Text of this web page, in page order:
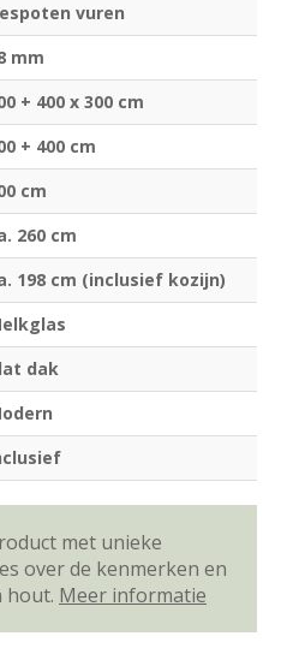
vuren
mm
+ 400 x 300 cm
+ 400 cm
cm
260 cm
198 cm (inclusief kozijn)
dak
met unieke
over de kenmerken en
hout. Meer informatie